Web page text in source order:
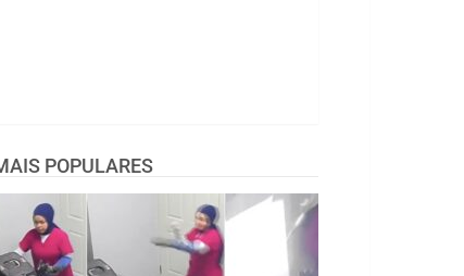
POPULARES